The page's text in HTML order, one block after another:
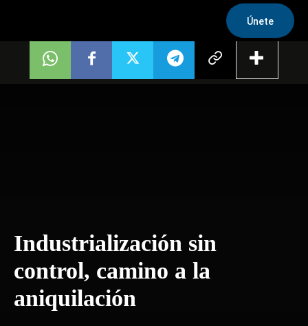
Únete
Industrialización sin
control, camino a la
aniquilación